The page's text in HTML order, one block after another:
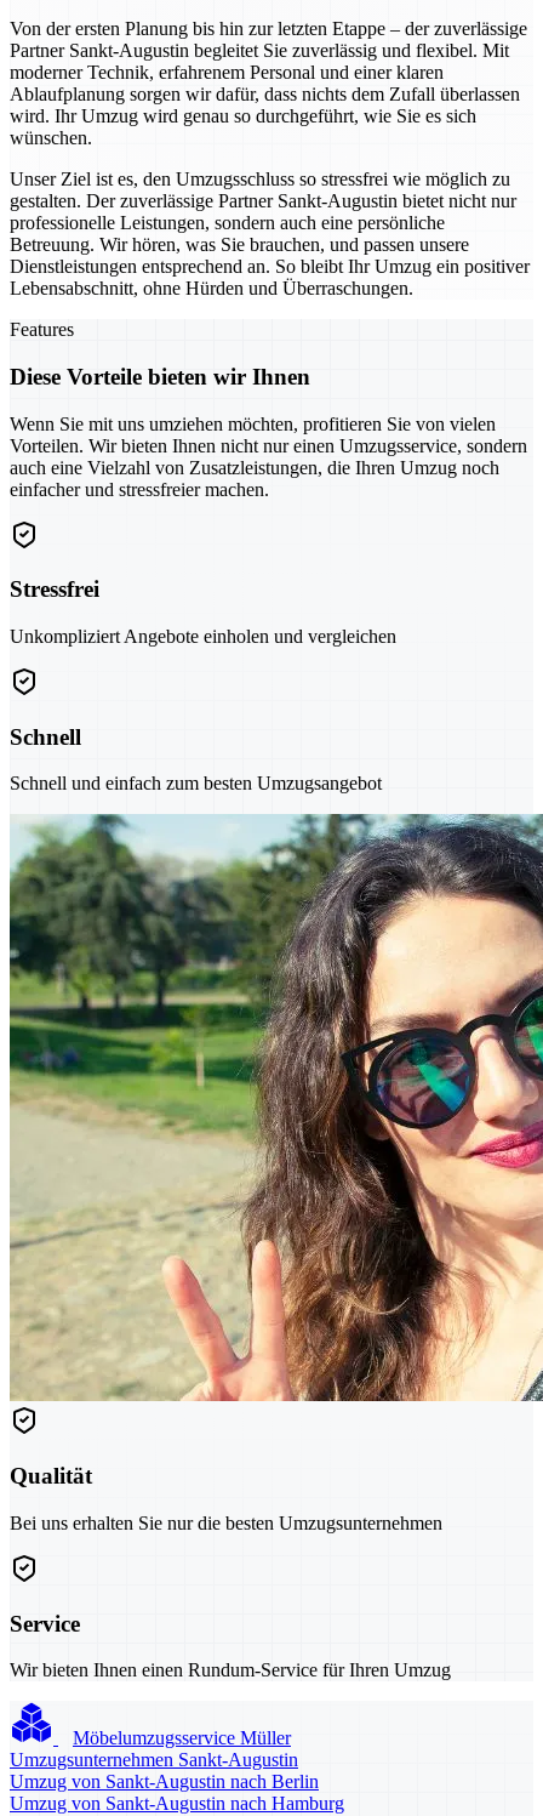
Von der ersten Planung bis hin zur letzten Etappe – der zuverlässige
Partner Sankt-Augustin begleitet Sie zuverlässig und flexibel. Mit
moderner Technik, erfahrenem Personal und einer klaren
Ablaufplanung sorgen wir dafür, dass nichts dem Zufall überlassen
wird. Ihr Umzug wird genau so durchgeführt, wie Sie es sich
wünschen.
Unser Ziel ist es, den Umzugsschluss so stressfrei wie möglich zu
gestalten. Der zuverlässige Partner Sankt-Augustin bietet nicht nur
professionelle Leistungen, sondern auch eine persönliche
Betreuung. Wir hören, was Sie brauchen, und passen unsere
Dienstleistungen entsprechend an. So bleibt Ihr Umzug ein positiver
Lebensabschnitt, ohne Hürden und Überraschungen.
Features
Diese Vorteile bieten wir Ihnen
Wenn Sie mit uns umziehen möchten, profitieren Sie von vielen
Vorteilen. Wir bieten Ihnen nicht nur einen Umzugsservice, sondern
auch eine Vielzahl von Zusatzleistungen, die Ihren Umzug noch
einfacher und stressfreier machen.
Stressfrei
Unkompliziert Angebote einholen und vergleichen
Schnell
Schnell und einfach zum besten Umzugsangebot
Qualität
Bei uns erhalten Sie nur die besten Umzugsunternehmen
Service
Wir bieten Ihnen einen Rundum-Service für Ihren Umzug
Möbelumzugsservice Müller
Umzugsunternehmen Sankt-Augustin
Umzug von Sankt-Augustin nach Berlin
Umzug von Sankt-Augustin nach Hamburg